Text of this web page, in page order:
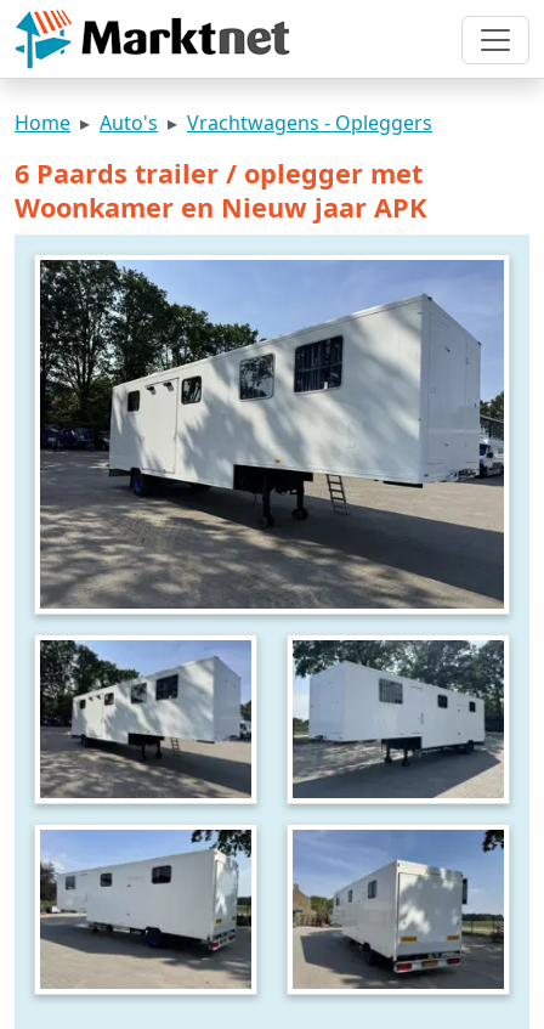
Home Auto's Vrachtwagens - Opleggers
6 Paards trailer / oplegger met
Woonkamer en Nieuw jaar APK